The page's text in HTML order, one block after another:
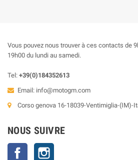
Vous pouvez nous trouver à ces contacts de
19h00 du lundi au samedi.
Tel: +39(0)184352613
Email: info@motogm.com
Corso genova 16-18039-Ventimiglia-(IM)-
NOUS SUIVRE
Facebook